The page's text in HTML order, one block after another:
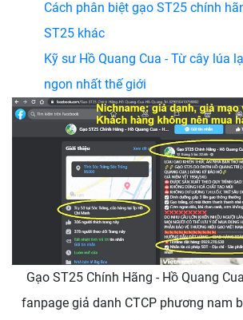
Cách phân biệt gạo ST25 chính
ST25 khác
Kỹ sư Hồ Quang Cua - Từ cây lúa
ngon nhất thế giới
Gạo ST25 Chính Hãng - Hồ Quang
fanpage giả danh CTCP phương nam